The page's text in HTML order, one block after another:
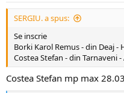
SERGIU. a spus:
Se inscrie
Borki Karol Remus - din Deaj -
Costea Stefan - din Tarnaveni
Costea Stefan mp max